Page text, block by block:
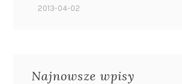
2013-04-02
Najnowsze wpisy